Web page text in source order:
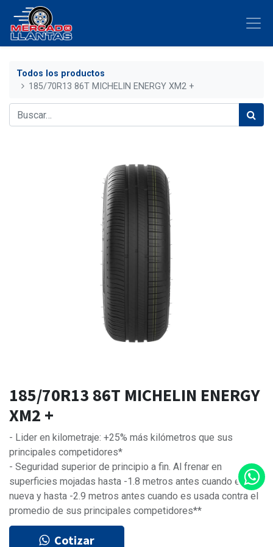
Todos los productos
185/70R13 86T MICHELIN ENERGY XM2 +
185/70R13 86T MICHELIN ENERGY
XM2 +
- Lider en kilometraje: +25% más kilómetros que sus
principales competidores*
- Seguridad superior de principio a fin. Al frenar en
superficies mojadas hasta -1.8 metros antes cuando es
nueva y hasta -2.9 metros antes cuando es usada contra el
promedio de sus principales competidores**
Cotizar